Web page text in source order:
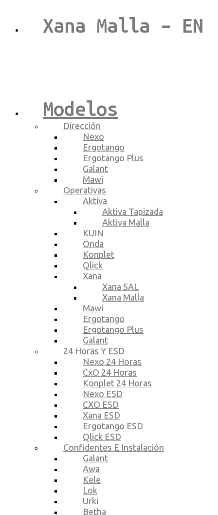
Xana Malla – EN
Modelos
Dirección
Nexo
Ergotango
Ergotango Plus
Galant
Mawi
Operativas
Aktiva
Aktiva Tapizada
Aktiva Malla
KUIN
Onda
Konplet
Qlick
Xana
Xana SAL
Xana Malla
Mawi
Ergotango
Ergotango Plus
Galant
24 Horas Y ESD
Nexo 24 Horas
CxO 24 Horas
Konplet 24 Horas
Nexo ESD
CXO ESD
Xana ESD
Ergotango ESD
Qlick ESD
Confidentes E Instalación
Galant
Awa
Kele
Lok
Urki
Betha